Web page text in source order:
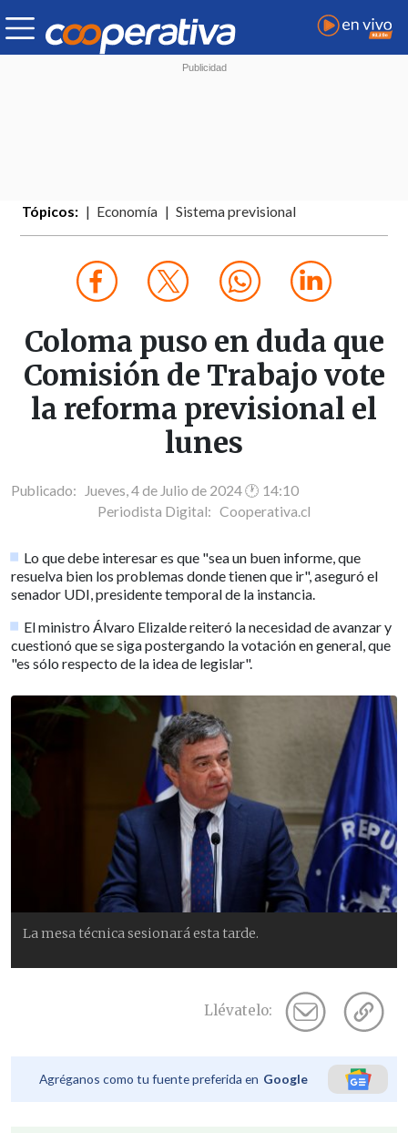
Tópicos: Economía Sistema previsional
Coloma puso en duda que
Comisión de Trabajo vote
la reforma previsional el
lunes
Publicado: Jueves, 4 de Julio de 2024 🕐 14:10
Periodista Digital: Cooperativa.cl
Lo que debe interesar es que "sea un buen informe, que
resuelva bien los problemas donde tienen que ir", aseguró el
senador UDI, presidente temporal de la instancia.
El ministro Álvaro Elizalde reiteró la necesidad de avanzar y
cuestionó que se siga postergando la votación en general, que
"es sólo respecto de la idea de legislar".
La mesa técnica sesionará esta tarde.
Llévatelo:
Agréganos como tu fuente preferida en Google